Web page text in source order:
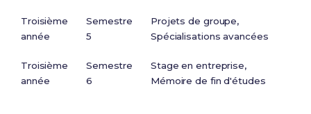
Troisième
année
Semestre
5
Projets de groupe,
Spécialisations avancées
Troisième
année
Semestre
6
Stage en entreprise,
Mémoire de fin d'études